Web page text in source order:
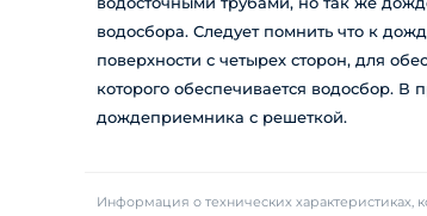
водосбора. Следует помнить что к
поверхности с четырех сторон, для
которого обеспечивается водосбор. В
дождеприемника с решеткой.
Информация о технических характеристиках,